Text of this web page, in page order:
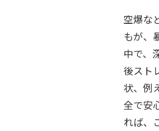
空爆な
もが、
中で、
後スト
状、例
全で安
れば、